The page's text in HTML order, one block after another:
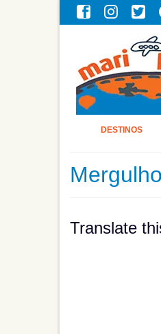
DESTINOS
Mergulho
Translate